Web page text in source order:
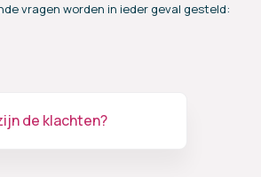
vragen worden in ieder geval gesteld:
de klachten?